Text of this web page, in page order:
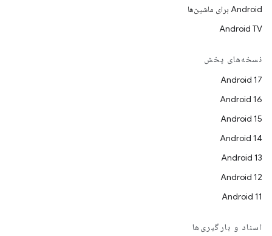
Android برای ماشین‌ها
Android TV
نسخه‌های پخش
Android 17
Android 16
Android 15
Android 14
Android 13
Android 12
Android 11
اسناد و بارگیری‌ها